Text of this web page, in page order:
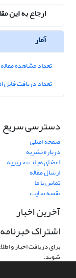
ارجاع به این
آمار
تعداد مشاهده مقاله
تعداد دریافت فایل
دسترسی سریع
صفحه اصلی
درباره نشریه
اعضای هیات تحریریه
ارسال مقاله
تماس با ما
نقشه سایت
آخرین اخبار
اشتراک خبرنامه
برای دریافت اخبار و
شوید.